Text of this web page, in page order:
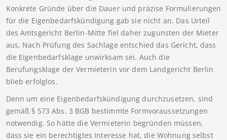
Konkrete Gründe über die Dauer und präzise Formulierungen
für die Eigenbedarfskündigung gab sie nicht an. Das Urteil
des Amtsgericht Berlin-Mitte fiel daher zugunsten der Mieter
aus. Nach Prüfung des Sachlage entschied das Gericht, dass
die Eigenbedarfsklage unwirksam sei. Auch die
Berufungsklage der Vermieterin vor dem Landgericht Berlin
blieb erfolglos.
Denn um eine Eigenbedarfskündigung durchzusetzen, sind
gemäß § 573 Abs. 3 BGB bestimmte Formvoraussetzungen
notwendig. So hätte die Vermieterin begründen müssen,
dass sie ein berechtigtes Interesse hat, die Wohnung selbst